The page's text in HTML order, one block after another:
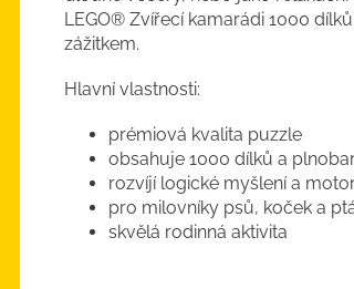
LEGO® Zvířecí kamarádi 1000
zážitkem.
Hlavní vlastnosti:
prémiová kvalita puzzle
obsahuje 1000 dílků a
rozvíjí logické myšlení a
pro milovníky psů, koček a
skvělá rodinná aktivita